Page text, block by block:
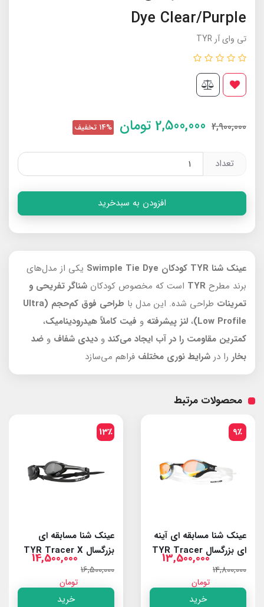
Dye Clear/Purple
تی وای آر TYR
2,900,000
2,500,000 تومان 14% تخفیف
تعداد
افزودن به سبدخرید
عینک شنا TYR کودکان Swimple Tie Dye
یکی از مدل‌های
برند مطرح
است که مخصوص کودکان شناگر تفریحی و
تمرینات طراحی شده. این مدل با طراحی فوق کم‌حجم (Ultra
Low Profile) ، لنز پیشرفته و فیت کاملاً هیدرودینامیک،
کمترین مقاومت را در آب ایجاد می‌کند و دیدی شفاف و ضد
بخار را در شرایط نوری مختلف فراهم می‌سازد
محصولات مرتبط
9٪
عینک شنا مسابقه ای آینه
ای بزرگسال TYR Tracer
X RZR Red/White
14,800,000
13,500,000
تومان
خرید
13٪
عینک شنا مسابقه ای
بزرگسال TYR Tracer X
Elite Smoke/Black
16,500,000
14,500,000
تومان
خرید